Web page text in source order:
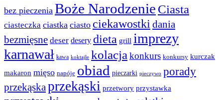
bez pieczenia Boże Narodzenie Ciasta
ciasteczka ciastka ciasto ciekawostki dania
bezmięsne deser desery dieta grill imprezy
karnawał kawa koktajle kolacja konkurs konkursy kurczak
makaron mięso napóje obiad pieczarki pieczywo porady
przekąskaprzekąski przetwory przystawka